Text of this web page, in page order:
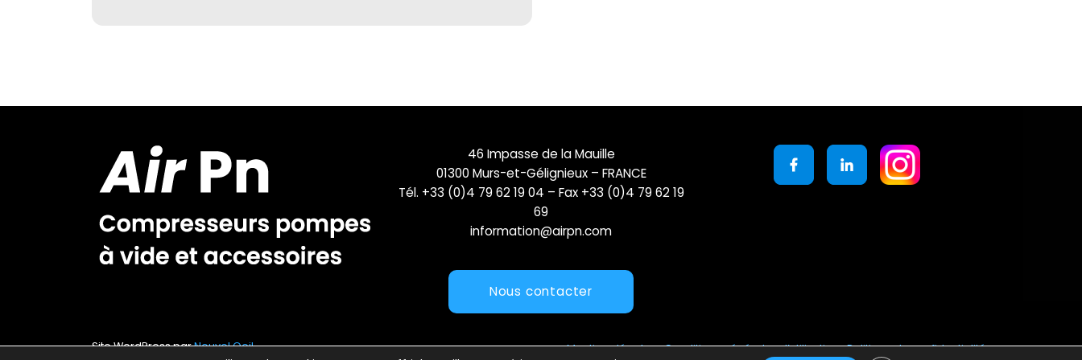
46 Impasse de la Mauille
01300 Murs-et-Gélignieux – FRANCE
Tél. +33 (0)4 79 62 19 04 – Fax +33 (0)4 79 62 19
69
information@airpn.com
Nous contacter
Site WordPress parNouvel Oeil Mentions légales Conditions générales d’utilisation Politique de confidentialité